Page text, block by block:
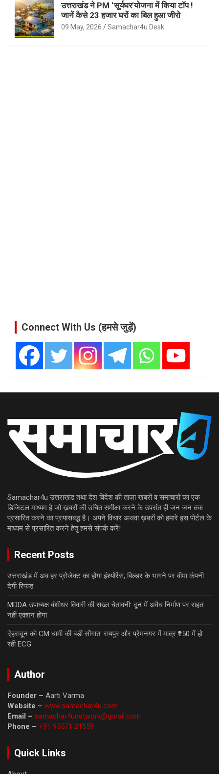
उत्तराखंड ने PM ‘सूर्यघर’योजना में किया टॉप !
जानें कैसे 23 हजार घरों का बिल हुआ जीरो
09 May, 2026 Samachar4u Desk
Connect With Us (हमसे जुड़ें)
Samachar4u उत्तराखंड तथा देश विदेश की ताज़ा खबरों व समाचारों का एक
डिजिटल माध्यम है जो ख़बरों की उचित समीक्षा करने के उपरांत ही जन जन तक
प्रसारित करने का प्रयासबद्ध है। अपने विचार अथवा ख़बरों को हमारे इस पोर्टल के
माध्यम से प्रसारित करने हेतु हमसे संपर्क करें!
Recent Posts
उत्तराखंड में अब हर प्रोजेक्ट का होगा इंश्योरेंस, बिल्डर के भागने पर बीमा कंपनी
देगी रिफंड
MDDA उपाध्यक्ष बंशीधर तिवारी की सख्त चेतावनी: दून में अवैध निर्माण पर राहत
नहीं एक्शन होगा
देहरादून को CM धामी की बड़ी सौगात: रायपुर और प्रेमनगर में मात्र ₹150 में हो
रही ECG
Author
Founder – Aarti Varma
Website – www.samachar4u.com
Email – samachar4unetwork@gmail.com
Phone – +91 95571 21559
Quick Links